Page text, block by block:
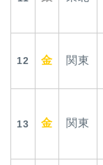
12 金 関東
13 金 関東